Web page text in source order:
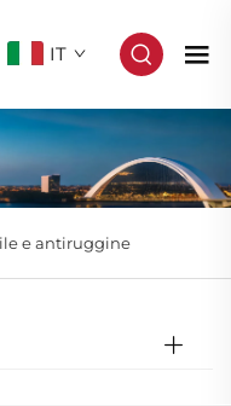
IT
e antiruggine